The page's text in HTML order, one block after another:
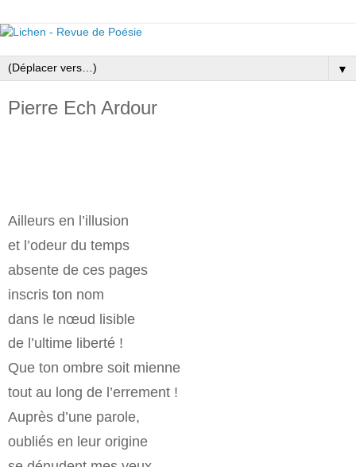
▼
Pierre Ech Ardour
Ailleurs en l’illusion
et l’odeur du temps
absente de ces pages
inscris ton nom
dans le nœud lisible
de l’ultime liberté !
Que ton ombre soit mienne
tout au long de l’errement !
Auprès d’une parole,
oubliés en leur origine